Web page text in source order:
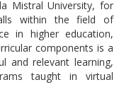
Mistral University, for
within the field of
in higher education,
components is a
and relevant learning,
taught in virtual